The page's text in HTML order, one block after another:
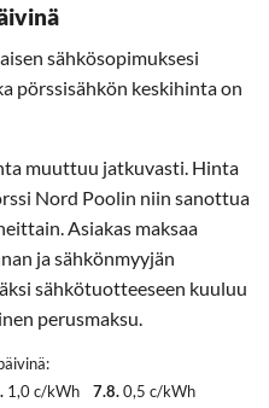
sähkösopimuksesi
pörssisähkön keskihinta on
muuttuu jatkuvasti. Hinta
Nord Poolin niin sanottua
Asiakas maksaa
ja sähkönmyyjän
sähkötuotteeseen kuuluu
perusmaksu.
1,0 c/kWh 7.8.0,5 c/kWh